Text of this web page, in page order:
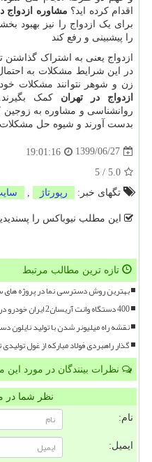
اقدام کرده اید؟ مشاوره ازدواج
برای یک ازدواج را نیز بهبود
را پیشبینی و رفع کند
ازدواج یعنی به اشتراک
در این شرایط مشکلات به
زن و شوهر نتوانند مشکلات
ازدواج در تهران کمک
روانشناسی و مشاوره به زوجین
بدست آورند و شیوه حل مشکلات را
1399/06/27
19:01:16
5.0
/
5
تگهای خبر:
رپورتاژ ,
این مطلب نیوباکس را
تازه ترین مطالب مرتبط
بهترین روش دسترسی نما در پروژه های
400 دستگاه وانت آریسان2 ایران خودرو در بورس کالا عرضه می شود
نقشه راه میلیونر شدن با تولید نایلون
گذار راهبردی فولاد مبارکه از غول
نظرات بینندگان در مورد
نظر شما در
نام:
ایمیل: